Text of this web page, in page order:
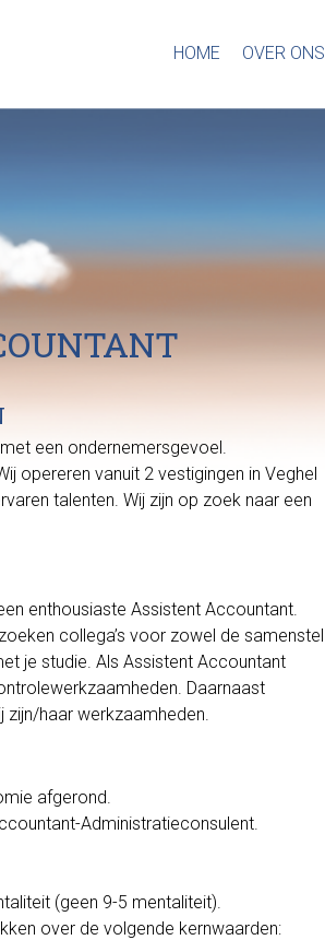
HOME OVER ONS
een ondernemersgevoel.
opereren vanuit 2 vestigingen in Veghel
talenten. Wij zijn op zoek naar een
enthousiaste Assistent Accountant.
collega’s voor zowel de samenstel
je studie. Als Assistent Accountant
Daarnaast
haar werkzaamheden.
afgerond.
Administratieconsulent.
(geen 9-5 mentaliteit).
over de volgende kernwaarden: